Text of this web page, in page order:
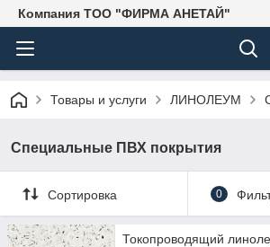
Компания ТОО "ФИРМА АНЕТАЙ"
Товары и услуги ЛИНОЛЕУМ
Специальные ПВХ покрытия
Сортировка 0
Токопроводящий